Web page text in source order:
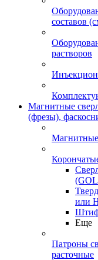
составов
растворов
Магнитные
(фрезы),
Магнитные
или
Еще
Патроны
расточные